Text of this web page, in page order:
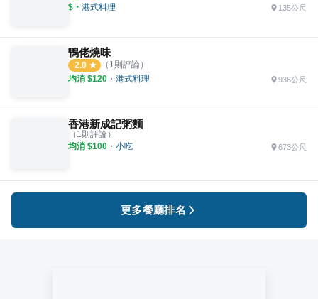
$ ・ 港式料理 135公尺
鴨佬燒味
2.0 （ 1則評論）
均消 $120 ・ 港式料理 936公尺
香港新成記粥麵
（ 1則評論）
均消 $100 ・ 小吃 673公尺
更多餐廳排名